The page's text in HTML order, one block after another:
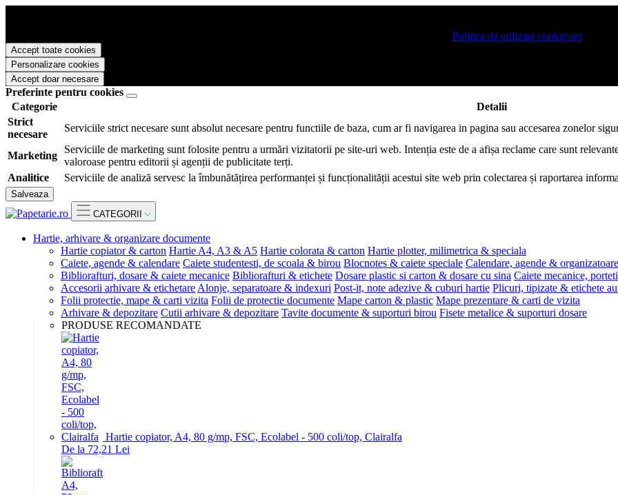
Politica de utilizare cookie-uri
Accept toate cookies
Personalizare cookies
Accept doar necesare
Preferinte pentru cookies
Categorie
Detalii
Strict
necesare
Serviciile strict necesare sunt absolut necesare pentru functiile de baza, cum ar fi navigarea in pagina sau accesarea zonelor
Marketing
Serviciile de marketing sunt folosite pentru a urmări vizitatorii pe site-uri web. Intenția este de a afișa reclame care sunt
valoroase pentru editorii și agenții de publicitate terți.
Analitice
Serviciile de analiză servesc la îmbunătățirea performanței și funcționalității acestui site web prin colectarea și raportarea
Salveaza
CATEGORII
Hartie, arhivare & organizare documente
Hartie copiator & carton Hartie A4, A3 & A5 Hartie colorata & carton Hartie plotter, milimetrica & speciala
Caiete, agende & calendare Caiete studentesti, de scoala & birou Blocnotes & caiete speciale Calendare, agende & organizatoare
Bibliorafturi, dosare & caiete mecanice Bibliorafturi & etichete Dosare plastic si carton & dosare cu sina Caiete mecanice,
Accesorii arhivare & etichetare Alonje, separatoare & indexuri Post-it, note adezive & cuburi hartie Plicuri, tipizate & etichete
Folii protectie, mape & carti vizita Folii de protectie documente Mape carton & plastic Mape prezentare & carti de vizita
Arhivare & depozitare Cutii arhivare & depozitare Tavite documente & suporturi birou Fisete metalice & suporturi dosare
PRODUSE RECOMANDATE
Hartie copiator, A4, 80 g/mp, FSC, Ecolabel - 500 coli/top, Clairalfa
De la 72,21 Lei